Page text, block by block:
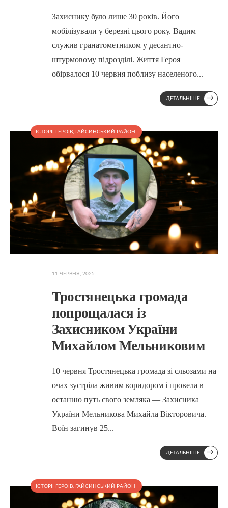
Захиснику було лише 30 років. Його
мобілізували у березні цього року. Вадим
служив гранатометником у десантно-
штурмовому підрозділі. Життя Героя
обірвалося 10 червня поблизу населеного...
ДЕТАЛЬНІШЕ →
ІСТОРІЇ ГЕРОЇВ, ГАЙСИНСЬКИЙ РАЙОН
11 ЧЕРВНЯ, 2025
Тростянецька громада
попрощалася із
Захисником України
Михайлом Мельниковим
10 червня Тростянецька громада зі сльозами на
очах зустріла живим коридором і провела в
останню путь свого земляка — Захисника
України Мельникова Михайла Вікторовича.
Воїн загинув 25...
ДЕТАЛЬНІШЕ →
ІСТОРІЇ ГЕРОЇВ ГАЙСИНСЬКИЙ РАЙОН